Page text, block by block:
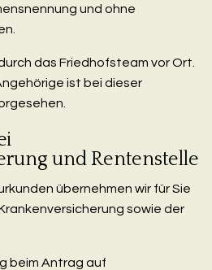
und ohne
das Friedhofsteam vor Ort.
ist bei dieser
und Rentenstelle
übernehmen wir für Sie
sowie der
beim Antrag auf